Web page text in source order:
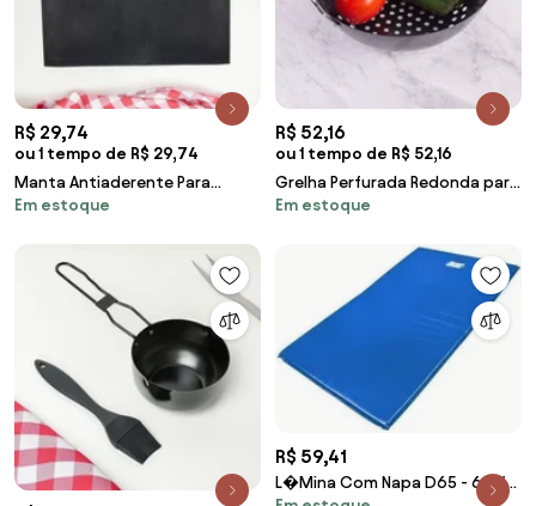
R$ 29,74
ou 1 tempo de R$ 29,74
Manta Antiaderente Para
Churrasco
Em estoque
R$ 52,16
ou 1 tempo de R$ 52,16
Grelha Perfurada Redonda para
Churrasco
Em estoque
R$ 59,41
L�Mina Com Napa D65 - 60 X